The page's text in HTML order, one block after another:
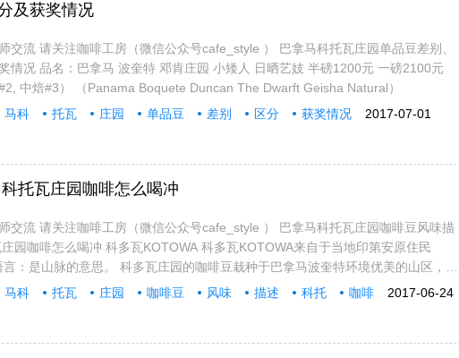
及获奖情况
交流 请关注咖啡工房（微信公众号cafe_style ） 巴拿马科托瓦庄园单品豆差别、
情况 品名：巴拿马 波奎特 邓肯庄园 小矮人 日晒艺妓 半磅1200元 一磅2100元
#2, 中焙#3） （Panama Boquete Duncan The Dwarft Geisha Natural）
2017-07-01
马科 托瓦 庄园 单品豆 差别 区分
获奖情况
托瓦庄园咖啡怎么喝冲
交流 请关注咖啡工房（微信公众号cafe_style ） 巴拿马科托瓦庄园咖啡豆风味描
园咖啡怎么喝冲 科多瓦KOTOWA 科多瓦KOTOWA来自于当地印第安原住民
：是山脉的意思。 科多瓦庄园的咖啡豆栽种于巴拿马波奎特环境优美的山区，并
2017-06-24
马科 托瓦 庄园 咖啡豆 风味 描述 科托
咖啡